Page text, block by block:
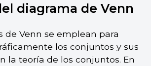
diagrama de Venn
de Venn se emplean para
los conjuntos y sus
la teoría de los conjuntos. En